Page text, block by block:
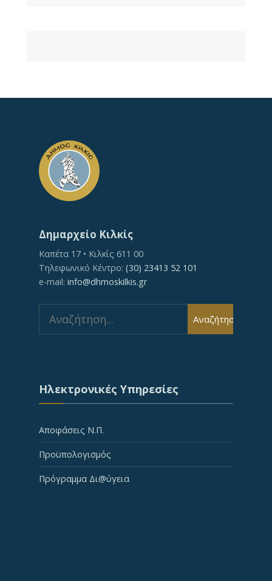
Δημαρχείο Κιλκίς
Καπέτα 17 • Κιλκίς 611 00
Τηλεφωνικό Κέντρο: (30) 23413 52 101
e-mail: info@dhmoskilkis.gr
for:
Αναζήτηση
Ηλεκτρονικές Υπηρεσίες
Αποφάσεις Ν.Π.
Προϋπολογισμός
Πρόγραμμα Δι@ύγεια